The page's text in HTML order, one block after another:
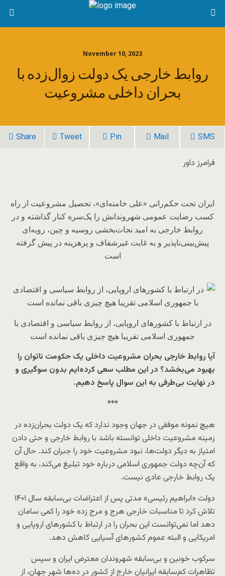
November 10, 2023
روابط خارجی یک دولت زوال‌زده با
بحران داخلی مشروعیت
Share Tweet Pin Mail SMS
فرامرز داور
ایران تحت حکم‌رانی «علی خامنه‌ای»، تحصیل مشروعیت از راه
کسب رضایت عمومی شهروندانش را یک‌سره کنار گذاشته و در
روابط خارجی به امید نجات‌بخشی روسیه و چین، رویه‌ای
پیش‌بینی‌ناپذیر و به غایت غیرشفاف و پرهزینه در پیش گرفته
است
در ارتباط با کشورهای اروپایی، از روابط سیاسی و اقتصادی با
جمهوری اسلامی تقریبا هیچ چیزی باقی نمانده است
آیا روابط خارجی بحران مشروعیت داخلی یک حکومت ناتوان را
بهبود می‌بخشد؟ در این مطلب سعی کرده‌ایم بدون سوگیری و
در نهایت بی‌طرفی به این سوال پاسخ دهیم.
***
هیچ نمونه موفقی در جهان وجود ندارد که یک دولت بحران‌زده در
زمینه مشروعیت داخلی توانسته باشد با روابط خارجی و حتی دادن
امتیاز به دیگر دولت‌ها، نبود مشروعیت خود را جبران کند. حال آن
که آن‌چه دولت جمهوری اسلامی درباره خود تبلیغ می‌کند، به واقع
یک روابط خارجی عادی نیست.
دولت «ابراهیم رئیسی» مدتی پس از اعتراضات بی‌سابقه سال ۱۴۰۱
تلاش کرد تا مناسبات خارجی هرج و مرج زده خود را کمی سامان
دهد اما نمی‌توانست این بحران را در ارتباط با کشورهای اروپایی و
امریکایی و البته عموم کشورهای آسیایی کاهش دهد.
سرکوب خونین و بی‌سابقه شهروندان معترض ایران و سپس
تظاهرات کم‌سابقه ایرانیان خارج از کشور در ده‌ها شهر جهان، از